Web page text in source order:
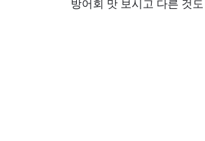
방어회 맛 보시고 다른 것